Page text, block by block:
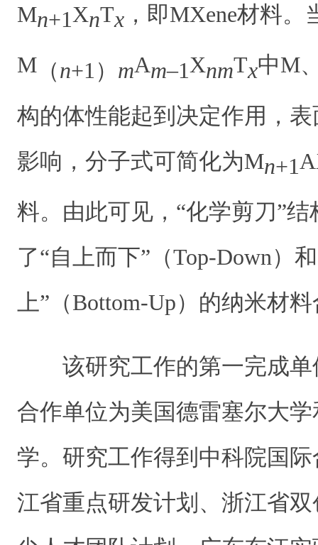
Mn+1XnTx ，即MXene材料。
M （n+1） mAm–1XnmTx中M
构的体性能起到决定作用，
影响，分子式可简化为Mn+1
料。由此可见，“化学剪刀”
了“自上而下”（Top-Down）
上”（Bottom-Up）的纳米材
该研究工作的第一完成
合作单位为美国德雷塞尔大
学。 研究工作得到中科院国
江省重点研发计划、浙江省